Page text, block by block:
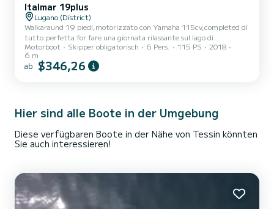
Italmar 19plus
Lugano (District)
Walkaraund 19 piedi,motorizzato con Yamaha 115cv,completed di
tutto.perfetta for fare una giornata rilassante sul lago di
Lugano.possibilità su richiesta charter di
pesca.coregone,persico,luccio,lucioperca.
Motorboot Skipper obligatorisch 6 Pers. 115 PS
2018
6 m
ab $346,26
Hier sind alle Boote in der Umgebung
Diese verfügbaren Boote in der Nähe von Tessin könnten
Sie auch interessieren!